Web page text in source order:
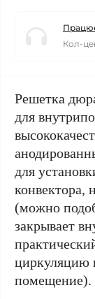
Кол-
Решетка
для
для
конвектора,
(можно
закрывает
циркуляцию
помещение).